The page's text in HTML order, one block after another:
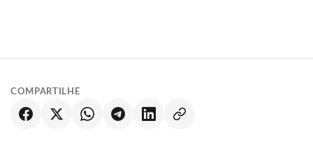
COMPARTILHE